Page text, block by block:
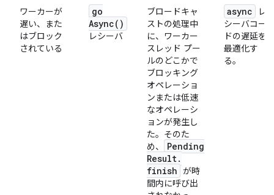
ワーカーが
遅い、また
はブロック
されている
go
Async( )
レシーバ
ブロードキャ
ストの処理中
に、ワーカー
スレッド プー
ルのどこかで
ブロッキング
オペレーショ
ンまたは低速
なオペレーシ
ョンが発生し
た。そのた
め、
Pending
Result .
finish が時
間内に呼び出
async
レ
シーバコー
ドの遅延を
最適化す
る。